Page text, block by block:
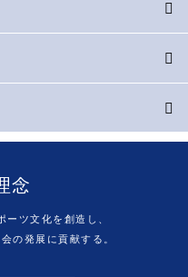
念
ツ文化を創造し、
の発展に貢献する。